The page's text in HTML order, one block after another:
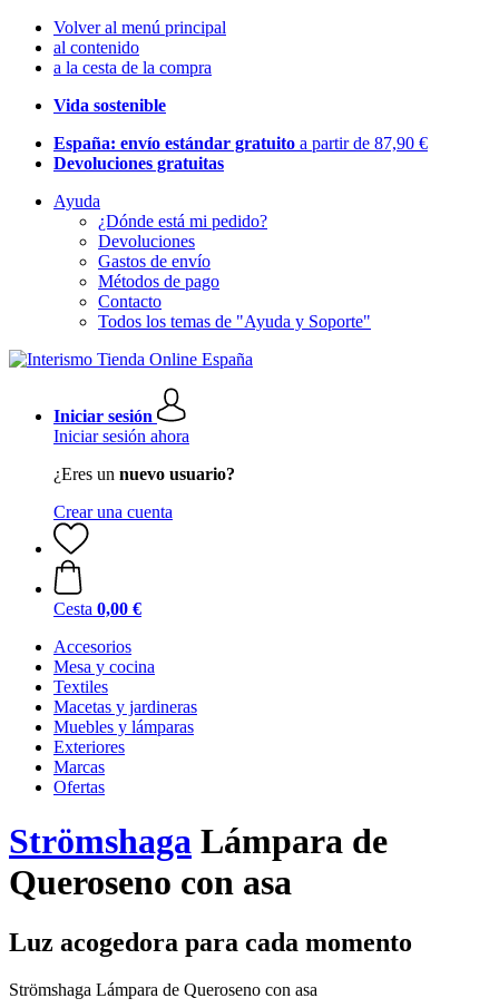
Volver al menú principal
al contenido
a la cesta de la compra
Vida sostenible
España: envío estándar gratuito a partir de 87,90 €
Devoluciones gratuitas
Ayuda
¿Dónde está mi pedido?
Devoluciones
Gastos de envío
Métodos de pago
Contacto
Todos los temas de "Ayuda y Soporte"
Iniciar sesión
Iniciar sesión ahora
¿Eres un nuevo usuario?
Crear una cuenta
Cesta 0,00 €
Accesorios
Mesa y cocina
Textiles
Macetas y jardineras
Muebles y lámparas
Exteriores
Marcas
Ofertas
Strömshaga Lámpara de
Queroseno con asa
Luz acogedora para cada momento
Strömshaga Lámpara de Queroseno con asa